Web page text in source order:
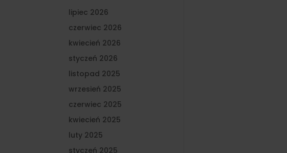
lipiec 2026
czerwiec 2026
kwiecień 2026
styczeń 2026
listopad 2025
wrzesień 2025
czerwiec 2025
kwiecień 2025
luty 2025
styczeń 2025